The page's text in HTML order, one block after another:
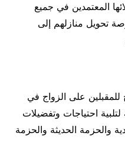
المعتمدين في جميع
تحويل منازلهم إلى
على الزواج في
احتياجات وتفضيلات
والحزمة الحديثة والحزمة